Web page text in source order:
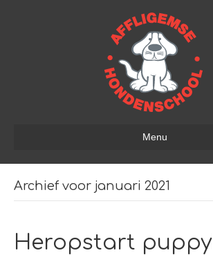
Menu
Archief voor januari 2021
Heropstart